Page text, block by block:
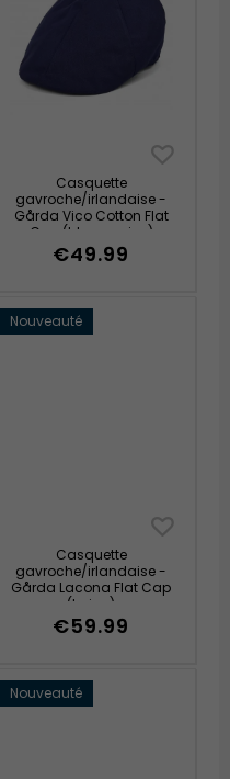
Casquette
gavroche/irlandaise -
Gårda Vico Cotton Flat
Cap (bleu marine)
€49.99
Nouveauté
Casquette
gavroche/irlandaise -
Gårda Lacona Flat Cap
(beige)
€59.99
Nouveauté